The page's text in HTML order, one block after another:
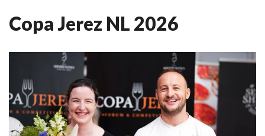
Copa Jerez NL 2026